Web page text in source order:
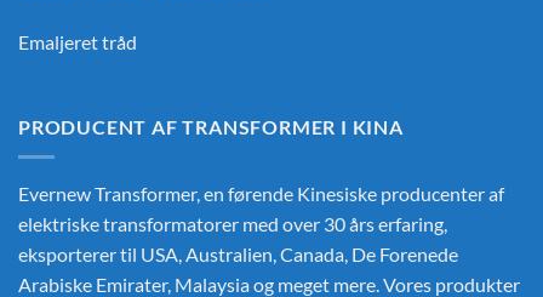
Emaljeret tråd
PRODUCENT AF TRANSFORMER I KINA
Evernew Transformer, en førende Kinesiske producenter af
elektriske transformatorer med over 30 års erfaring,
eksporterer til USA, Australien, Canada, De Forenede
Arabiske Emirater, Malaysia og meget mere. Vores produkter